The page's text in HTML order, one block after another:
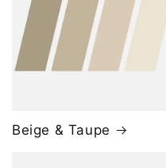
Beige & Taupe